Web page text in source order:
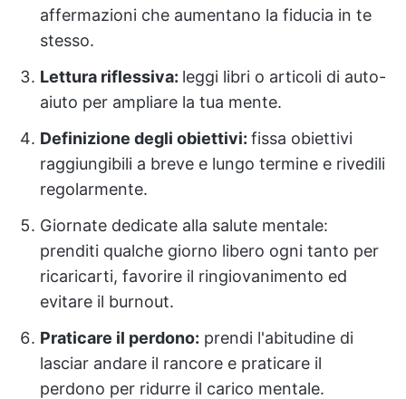
affermazioni che aumentano la fiducia in te
stesso.
Lettura riflessiva: leggi libri o articoli di auto-
aiuto per ampliare la tua mente.
Definizione degli obiettivi: fissa obiettivi
raggiungibili a breve e lungo termine e rivedili
regolarmente.
Giornate dedicate alla salute mentale:
prenditi qualche giorno libero ogni tanto per
ricaricarti, favorire il ringiovanimento ed
evitare il burnout.
Praticare il perdono: prendi l'abitudine di
lasciar andare il rancore e praticare il
perdono per ridurre il carico mentale.